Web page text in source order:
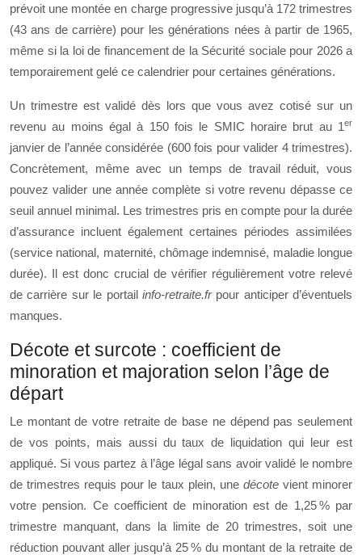
prévoit une montée en charge progressive jusqu’à 172 trimestres
(43 ans de carrière) pour les générations nées à partir de 1965,
même si la loi de financement de la Sécurité sociale pour 2026 a
temporairement gelé ce calendrier pour certaines générations.
Un trimestre est validé dès lors que vous avez cotisé sur un
revenu au moins égal à 150 fois le SMIC horaire brut au 1er
janvier de l’année considérée (600 fois pour valider 4 trimestres).
Concrètement, même avec un temps de travail réduit, vous
pouvez valider une année complète si votre revenu dépasse ce
seuil annuel minimal. Les trimestres pris en compte pour la durée
d’assurance incluent également certaines périodes assimilées
(service national, maternité, chômage indemnisé, maladie longue
durée). Il est donc crucial de vérifier régulièrement votre relevé
de carrière sur le portail info-retraite.frpour anticiper d’éventuels
manques.
Décote et surcote : coefficient de
minoration et majoration selon l’âge de
départ
Le montant de votre retraite de base ne dépend pas seulement
de vos points, mais aussi du taux de liquidation qui leur est
appliqué. Si vous partez à l’âge légal sans avoir validé le nombre
de trimestres requis pour le taux plein, une décotevient minorer
votre pension. Ce coefficient de minoration est de 1,25 % par
trimestre manquant, dans la limite de 20 trimestres, soit une
réduction pouvant aller jusqu’à 25 % du montant de la retraite de